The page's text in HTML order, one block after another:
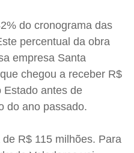
do cronograma das
percentual da obra
empresa Santa
chegou a receber R$
Estado antes de
do ano passado.
R$ 115 milhões. Para